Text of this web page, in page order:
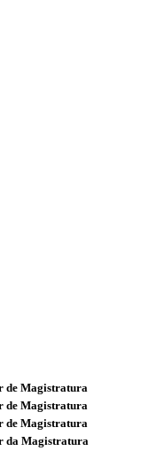
de Magistratura
de Magistratura
de Magistratura
da Magistratura